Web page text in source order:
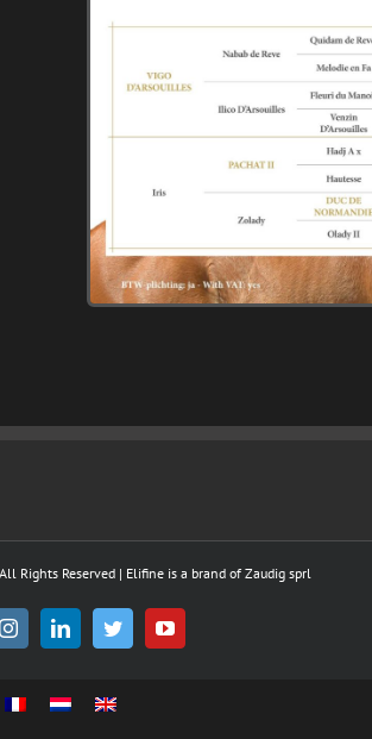
Rights Reserved | Elifine is a brand of Zaudig sprl
InstagramLinkedInTwitterYouTube